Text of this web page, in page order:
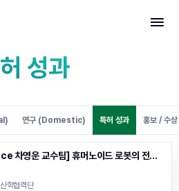
성과
연구 (Domestic) 특허 성과 홍보 / 수상
차영운 교수팀] 휴머노이드 로봇의 전신
장치 및 방법 / 대상체의 포즈 추정을 위한 학
구축 장치 및 방법, KR 2025
학협력단